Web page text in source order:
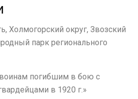
Холмогорский округ, Звозский
парк регионального
погибшим в бою с
в 1920 г.»